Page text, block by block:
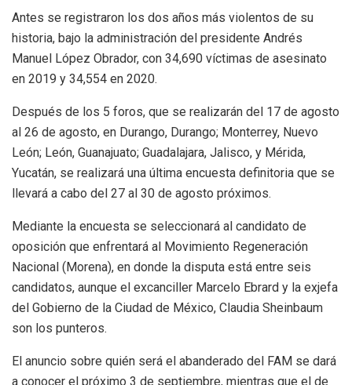
Antes se registraron los dos años más violentos de su
historia, bajo la administración del presidente Andrés
Manuel López Obrador, con 34,690 víctimas de asesinato
en 2019 y 34,554 en 2020.
Después de los 5 foros, que se realizarán del 17 de agosto
al 26 de agosto, en Durango, Durango; Monterrey, Nuevo
León; León, Guanajuato; Guadalajara, Jalisco, y Mérida,
Yucatán, se realizará una última encuesta definitoria que se
llevará a cabo del 27 al 30 de agosto próximos.
Mediante la encuesta se seleccionará al candidato de
oposición que enfrentará al Movimiento Regeneración
Nacional (Morena), en donde la disputa está entre seis
candidatos, aunque el excanciller Marcelo Ebrard y la exjefa
del Gobierno de la Ciudad de México, Claudia Sheinbaum
son los punteros.
El anuncio sobre quién será el abanderado del FAM se dará
a conocer el próximo 3 de septiembre, mientras que el de